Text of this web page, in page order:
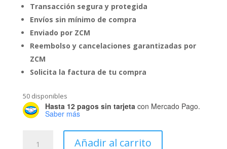
Transacción segura y protegida
Envíos sin mínimo de compra
Enviado por ZCM
Reembolso y cancelaciones garantizadas por
ZCM
Solicita la factura de tu compra
50 disponibles
Hasta 12 pagos sin tarjetacon Mercado Pago.
Saber más
Añadir al carrito